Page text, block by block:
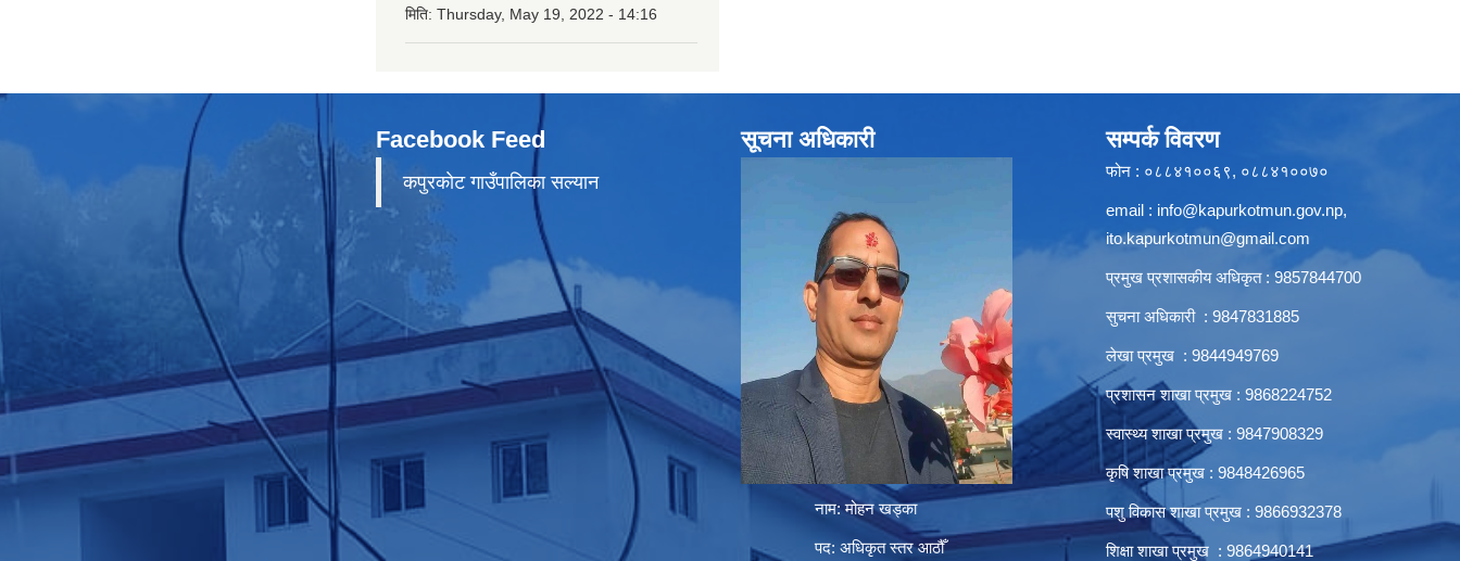
मिति: Thursday, May 19, 2022 - 14:16
Facebook Feed
कपुरकाेट गाउँपालिका सल्यान
सूचना अधिकारी
नाम: मोहन खड्का
पद: अधिकृत स्तर आठौँ
सम्पर्क विवरण
फोन : ०८८४१००६९, ०८८४१००७०
email : info@kapurkotmun.gov.np,
ito.kapurkotmun@gmail.com
प्रमुख प्रशासकीय अधिकृत : 9857844700
सुचना अधिकारी : 9847831885
लेखा प्रमुख : 9844949769
प्रशासन शाखा प्रमुख : 9868224752
स्वास्थ्य शाखा प्रमुख : 9847908329
कृषि शाखा प्रमुख : 9848426965
पशु विकास शाखा प्रमुख : 9866932378
शिक्षा शाखा प्रमुख : 9864940141